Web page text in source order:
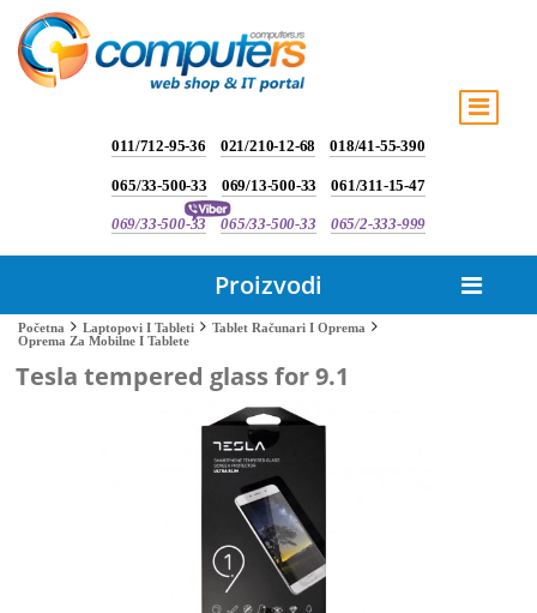
011/712-95-36 021/210-12-68 018/41-55-390
065/33-500-33 069/13-500-33 061/311-15-47
069/33-500-33 065/33-500-33 065/2-333-999
Proizvodi
Početna Laptopovi I Tableti
Tablet Računari I Oprema
Oprema Za Mobilne I Tablete
Tesla tempered glass for 9.1